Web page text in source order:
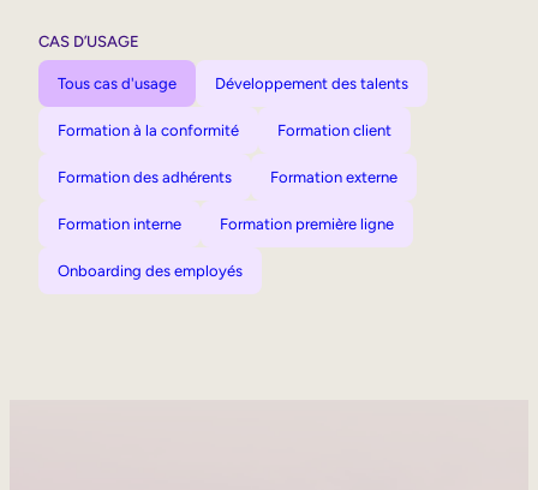
CAS D’USAGE
Tous cas d'usage Développement des talents
Formation à la conformité Formation client
Formation des adhérents Formation externe
Formation interne Formation première ligne
Onboarding des employés